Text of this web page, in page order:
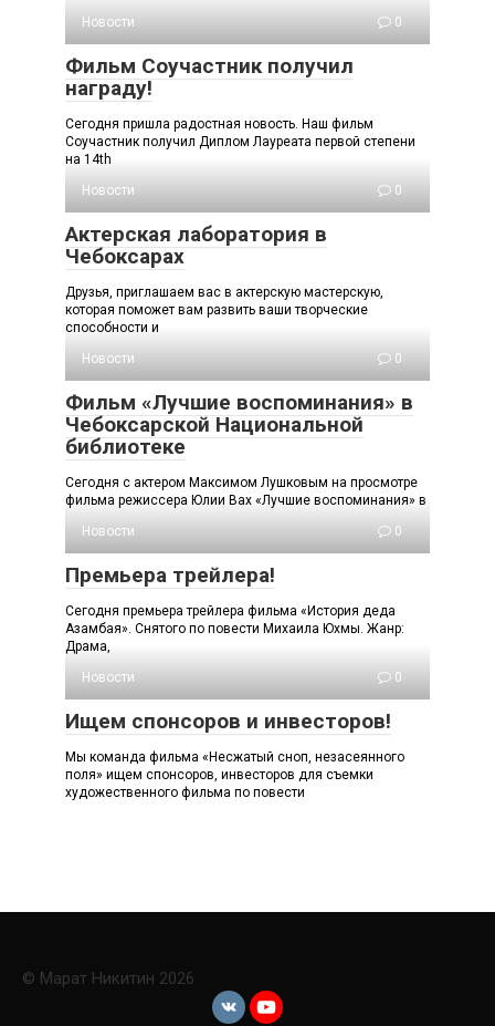
Новости
0
Фильм Соучастник получил
награду!
Сегодня пришла радостная новость. Наш фильм
Соучастник получил Диплом Лауреата первой степени
на 14th
Новости
0
Актерская лаборатория в
Чебоксарах
Друзья, приглашаем вас в актерскую мастерскую,
которая поможет вам развить ваши творческие
способности и
Новости
0
Фильм «Лучшие воспоминания» в
Чебоксарской Национальной
библиотеке
Сегодня с актером Максимом Лушковым на просмотре
фильма режиссера Юлии Вах «Лучшие воспоминания» в
Новости
0
Премьера трейлера!
Сегодня премьера трейлера фильма «История деда
Азамбая». Снятого по повести Михаила Юхмы. Жанр:
Драма,
Новости
0
Ищем спонсоров и инвесторов!
Мы команда фильма «Несжатый сноп, незасеянного
поля» ищем спонсоров, инвесторов для съемки
художественного фильма по повести
© Марат Никитин 2026